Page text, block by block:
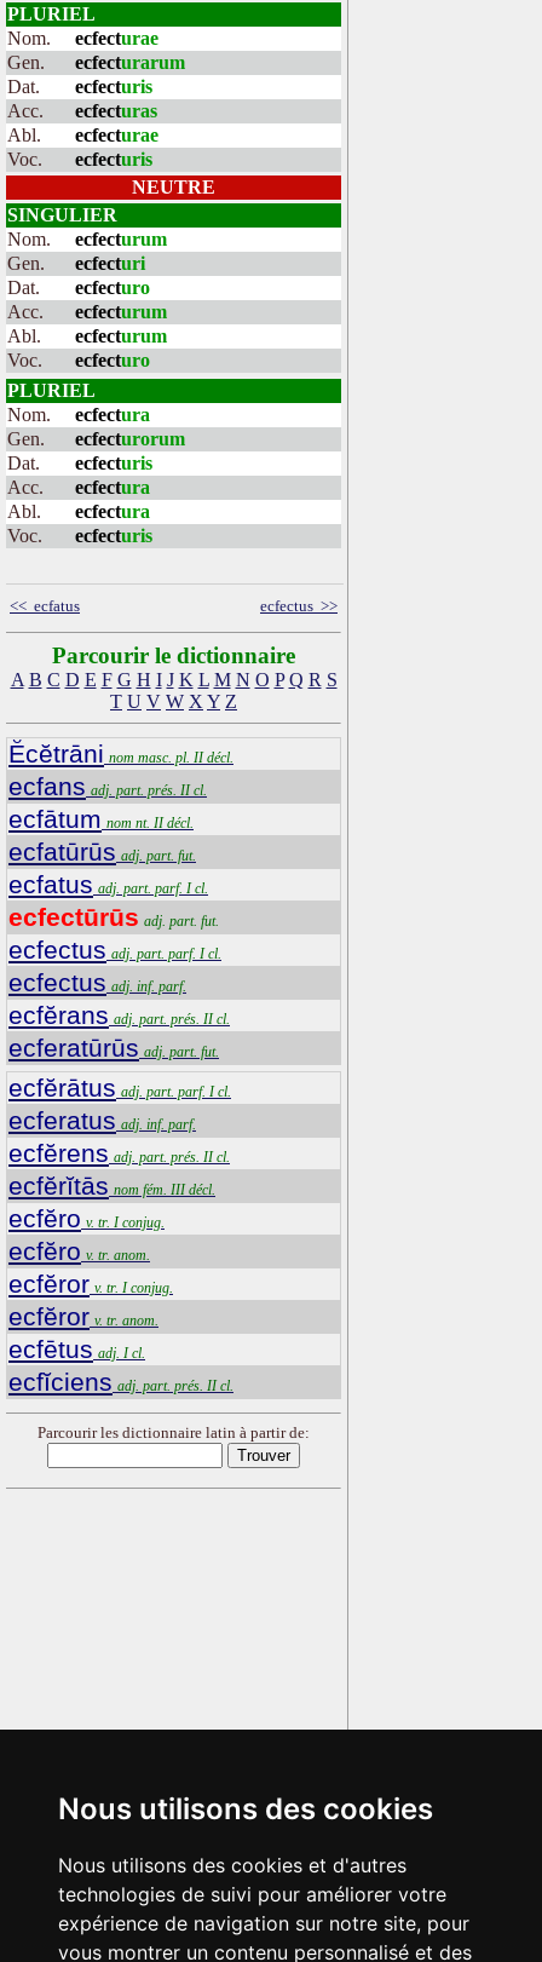
Nous utilisons des cookies
Nous utilisons des cookies et d'autres
technologies de suivi pour améliorer votre
expérience de navigation sur notre site, pour
vous montrer un contenu personnalisé et des
PLURIEL
Nom.
ecfecturae
Gen.
ecfecturarum
Dat.
ecfecturis
Acc.
ecfecturas
Abl.
ecfecturae
Voc.
ecfecturis
NEUTRE
SINGULIER
Nom.
ecfecturum
Gen.
ecfecturi
Dat.
ecfecturo
Acc.
ecfecturum
Abl.
ecfecturum
Voc.
ecfecturo
PLURIEL
Nom.
ecfectura
Gen.
ecfecturorum
Dat.
ecfecturis
Acc.
ecfectura
Abl.
ecfectura
Voc.
ecfecturis
<< ecfatus ecfectus >>
Parcourir le dictionnaire
A B C D E F G H I J K L M N O P Q R S
T U V W X Y Z
Ĕcĕtrāni nom masc. pl. II décl.
ecfans adj. part. prés. II cl.
ecfātum nom nt. II décl.
ecfatūrūs adj. part. fut.
ecfatus adj. part. parf. I cl.
ecfectūrūs adj. part. fut.
ecfectus adj. part. parf. I cl.
ecfectus adj. inf. parf.
ecfĕrans adj. part. prés. II cl.
ecferatūrūs adj. part. fut.
ecfĕrātus adj. part. parf. I cl.
ecferatus adj. inf. parf.
ecfĕrens adj. part. prés. II cl.
ecfĕrĭtās nom fém. III décl.
ecfĕro v. tr. I conjug.
ecfĕro v. tr. anom.
ecfĕror v. tr. I conjug.
ecfĕror v. tr. anom.
ecfētus adj. I cl.
ecfĭciens adj. part. prés. II cl.
Parcourir les dictionnaire latin à partir de: